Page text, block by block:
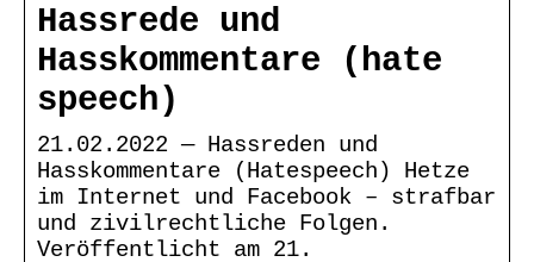
Hassrede und
Hasskommentare (hate
speech)
21.02.2022 — Hassreden und
Hasskommentare (Hatespeech) Hetze
im Internet und Facebook – strafbar
und zivilrechtliche Folgen.
Veröffentlicht am 21.